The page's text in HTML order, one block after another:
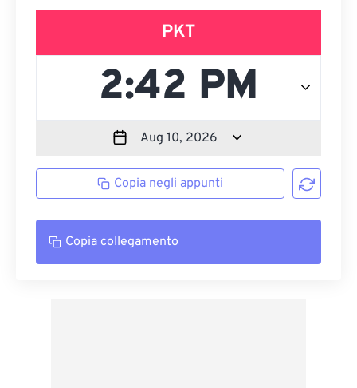
PKT
Copia negli appunti
Copia collegamento